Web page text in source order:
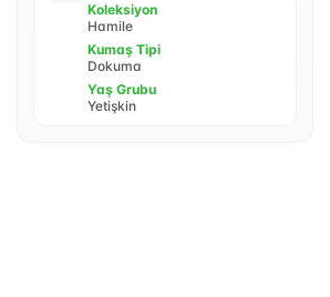
Koleksiyon
Hamile
Kumaş Tipi
Dokuma
Yaş Grubu
Yetişkin